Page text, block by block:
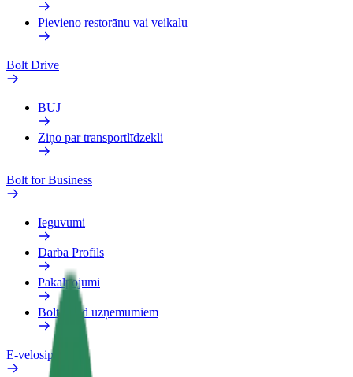
Pievieno restorānu vai veikalu
Bolt Drive
BUJ
Ziņo par transportlīdzekli
Bolt for Business
Ieguvumi
Darba Profils
Pakalpojumi
Bolt Food uzņēmumiem
E-velosipēdi